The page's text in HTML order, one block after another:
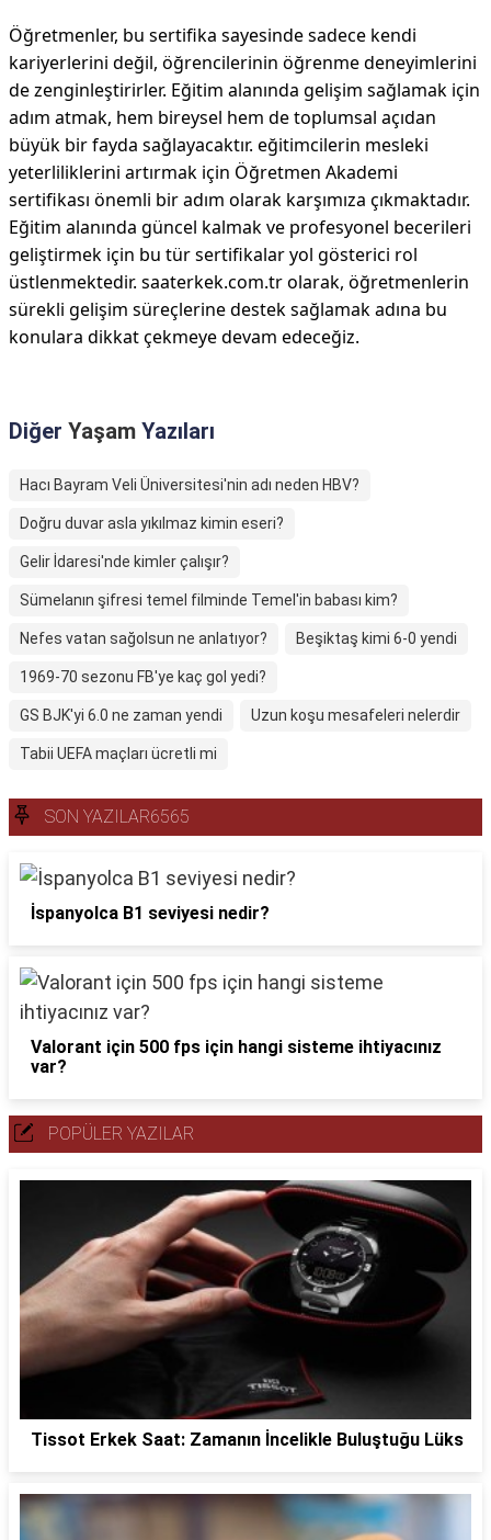
Öğretmenler, bu sertifika sayesinde sadece kendi
kariyerlerini değil, öğrencilerinin öğrenme deneyimlerini
de zenginleştirirler. Eğitim alanında gelişim sağlamak için
adım atmak, hem bireysel hem de toplumsal açıdan
büyük bir fayda sağlayacaktır. eğitimcilerin mesleki
yeterliliklerini artırmak için Öğretmen Akademi
sertifikası önemli bir adım olarak karşımıza çıkmaktadır.
Eğitim alanında güncel kalmak ve profesyonel becerileri
geliştirmek için bu tür sertifikalar yol gösterici rol
üstlenmektedir. saaterkek.com.tr olarak, öğretmenlerin
sürekli gelişim süreçlerine destek sağlamak adına bu
konulara dikkat çekmeye devam edeceğiz.
Diğer Yaşam Yazıları
Hacı Bayram Veli Üniversitesi'nin adı neden HBV?
Doğru duvar asla yıkılmaz kimin eseri?
Gelir İdaresi'nde kimler çalışır?
Sümelanın şifresi temel filminde Temel'in babası kim?
Nefes vatan sağolsun ne anlatıyor? Beşiktaş kimi 6-0 yendi
1969-70 sezonu FB'ye kaç gol yedi?
GS BJK'yi 6.0 ne zaman yendi Uzun koşu mesafeleri nelerdir
Tabii UEFA maçları ücretli mi
SON YAZILAR6565
İspanyolca B1 seviyesi nedir?
Valorant için 500 fps için hangi sisteme ihtiyacınız
var?
POPÜLER YAZILAR
Tissot Erkek Saat: Zamanın İncelikle Buluştuğu Lüks